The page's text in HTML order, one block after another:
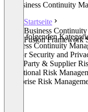
Business Continuity
Startseite
Business
Fusion Framework
In den folgenden
Business Continuity
Vendor Security and
Third Party & Supplier
Operational Risk
Enterprise Risk